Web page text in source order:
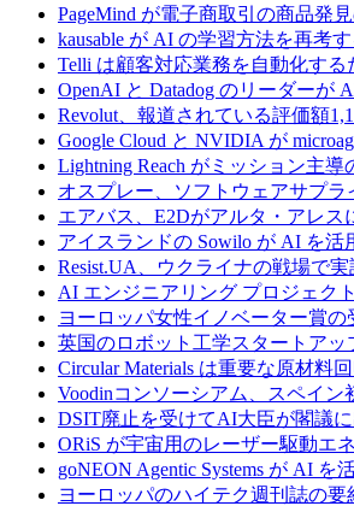
PageMind が電子商取引の商品発
kausable が AI の学習方法を再考
Telli は顧客対応業務を自動化す
OpenAI と Datadog のリーダーが
Revolut、報道されている評価額
Google Cloud と NVIDIA が
Lightning Reach がミッション主
オスプレー、ソフトウェアサプ
エアバス、E2Dがアルタ・アレ
アイスランドの Sowilo が AI を
Resist.UA、ウクライナの戦場で
AI エンジニアリング プロジェク
ヨーロッパ女性イノベーター賞
英国のロボット工学スタートアッ
Circular Materials は重要な原材料
Voodinコンソーシアム、スペイ
DSIT廃止を受けてAI大臣が閣議
ORiS が宇宙用のレーザー駆動エ
goNEON Agentic Systems が AI
ヨーロッパのハイテク週刊誌の要